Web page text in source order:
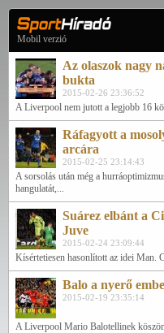
Mobil verzió
Az olaszok nagy
bukta
2015-02-26 23:36:52
A Liverpool nem jutott a legjobb 16
Ráfagyott a
arcára
2015-02-25 23:14:43
A sorsolás után még a
hangulatát,...
Suárez elbánt a
Juve
2015-02-24 23:09:44
Kísértetiesen hasonlított az idei Man.
Balo a nyerő
2015-02-19 23:35:14
A Liverpool Mario Balotellinek